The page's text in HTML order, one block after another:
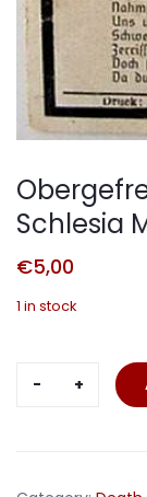
Schlesia
€5,00
1 in stock
medical